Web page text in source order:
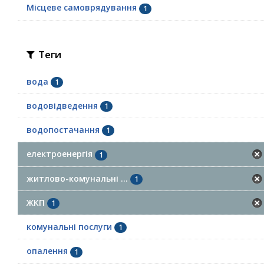
Місцеве самоврядування 1
Теги
вода 1
водовідведення 1
водопостачання 1
електроенергія 1
житлово-комунальні ... 1
ЖКП 1
комунальні послуги 1
опалення 1